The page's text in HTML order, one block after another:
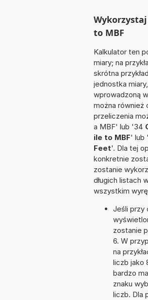
to MBF
Kalkulator ten
miary; na
skrótna
jednostka
wprowadzoną
można również
przeliczenia
a MBF' lub '34
ile to MBF' lub
Feet'. Dla tej
konkretnie
zostanie
długich listach
wszystkim
Jeśli przy
zostanie
6. W
na
liczb jako
bardzo
znaku
liczb. Dla